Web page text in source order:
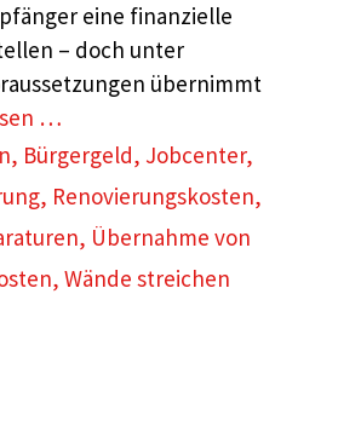
eine finanzielle
– doch unter
übernimmt
…
, Bürgergeld, Jobcenter,
, Renovierungskosten,
, Übernahme von
, Wände streichen